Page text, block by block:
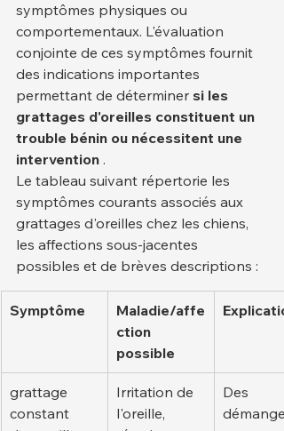
symptômes physiques ou
comportementaux. L'évaluation
conjointe de ces symptômes fournit
des indications importantes
permettant de déterminer si les
grattages d'oreilles constituent un
trouble bénin ou nécessitent une
intervention .
Le tableau suivant répertorie les
symptômes courants associés aux
grattages d'oreilles chez les chiens,
les affections sous-jacentes
possibles et de brèves descriptions :
Symptôme
Maladie/affe
ction
possible
grattage
constant
Irritation de
l'oreille,
Des